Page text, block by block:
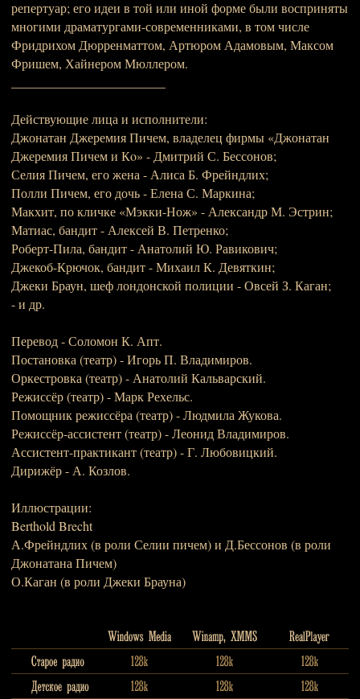
репертуар; его идеи в той или иной форме были восприняты
многими драматургами-современниками, в том числе
Фридрихом Дюрренматтом, Артюром Адамовым, Максом
Фришем, Хайнером Мюллером.
Действующие лица и исполнители:
Джонатан Джеремия Пичем, владелец фирмы «Джонатан
Джеремия Пичем и Кo» - Дмитрий С. Бессонов;
Селия Пичем, его жена - Алиса Б. Фрейндлих;
Полли Пичем, его дочь - Елена С. Маркина;
Макхит, по кличке «Мэкки-Нож» - Александр М. Эстрин;
Матиас, бандит - Алексей В. Петренко;
Роберт-Пила, бандит - Анатолий Ю. Равикович;
Джекоб-Крючок, бандит - Михаил К. Девяткин;
Джеки Браун, шеф лондонской полиции - Овсей З. Каган;
- и др.
Перевод - Соломон К. Апт.
Постановка (театр) - Игорь П. Владимиров.
Оркестровка (театр) - Анатолий Кальварский.
Режиссёр (театр) - Марк Рехельс.
Помощник режиссёра (театр) - Людмила Жукова.
Режиссёр-ассистент (театр) - Леонид Владимиров.
Ассистент-практикант (театр) - Г. Любовицкий.
Дирижёр - А. Козлов.
Иллюстрации:
Berthold Brecht
А.Фрейндлих (в роли Селии пичем) и Д.Бессонов (в роли
Джонатана Пичем)
О.Каган (в роли Джеки Брауна)